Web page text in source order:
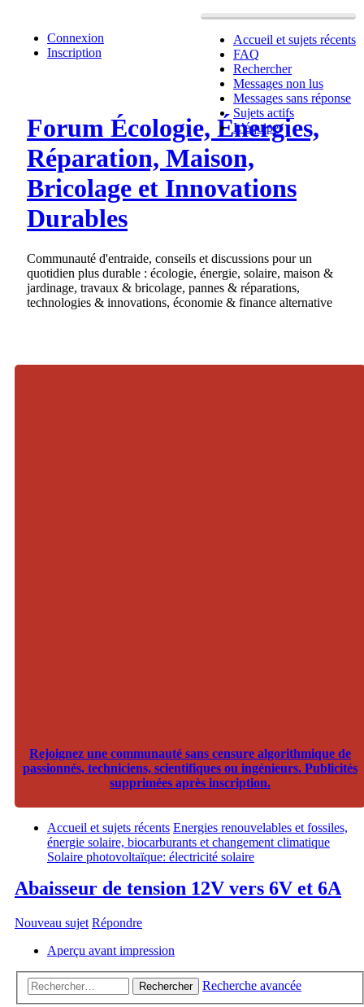
Accueil et sujets récents
FAQ
Rechercher
Messages non lus
Messages sans réponse
Sujets actifs
L’équipe
Connexion
Inscription
Forum Écologie, Énergies,
Réparation, Maison,
Bricolage et Innovations
Durables
Communauté d'entraide, conseils et discussions pour un
quotidien plus durable : écologie, énergie, solaire, maison &
jardinage, travaux & bricolage, pannes & réparations,
technologies & innovations, économie & finance alternative
Rejoignez une communauté sans censure algorithmique de
passionnés, techniciens, scientifiques ou ingénieurs. Publicités
supprimées après inscription.
Accueil et sujets récents Energies renouvelables et fossiles,
énergie solaire, biocarburants et changement climatique
Solaire photovoltaïque: électricité solaire
Abaisseur de tension 12V vers 6V et 6A
Nouveau sujet Répondre
Aperçu avant impression
Rechercher Recherche avancée